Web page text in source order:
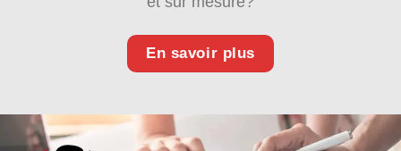
En savoir plus